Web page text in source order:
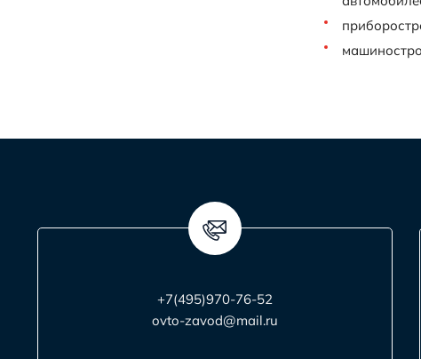
+7(495)970-76-52
ovto-zavod@mail.ru